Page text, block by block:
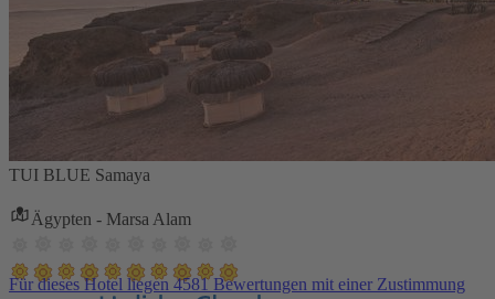
TUI BLUE Samaya
Ägypten - Marsa Alam
Für dieses Hotel liegen 4581 Bewertungen mit einer Zustimmung